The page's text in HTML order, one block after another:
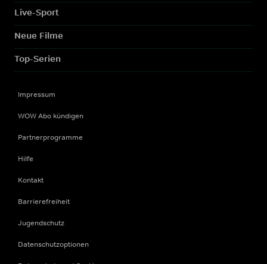
Live-Sport
Neue Filme
Top-Serien
Impressum
WOW Abo kündigen
Partnerprogramme
Hilfe
Kontakt
Barrierefreiheit
Jugendschutz
Datenschutzoptionen